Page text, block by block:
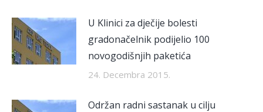
U Klinici za dječije bolesti
gradonačelnik podijelio 100
novogodišnjih paketića
24. Decembra 2015.
Održan radni sastanak u cilju